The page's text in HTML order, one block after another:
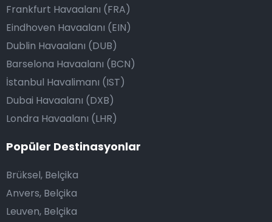
Frankfurt Havaalanı (FRA)
Eindhoven Havaalanı (EIN)
Dublin Havaalanı (DUB)
Barselona Havaalanı (BCN)
İstanbul Havalimanı (IST)
Dubai Havaalanı (DXB)
Londra Havaalanı (LHR)
Popüler Destinasyonlar
Brüksel, Belçika
Anvers, Belçika
Leuven, Belçika